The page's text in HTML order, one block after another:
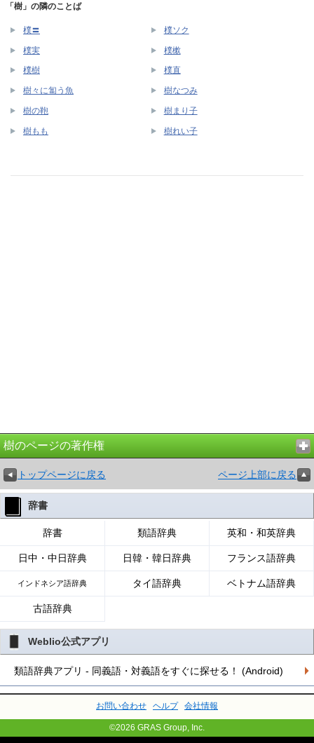
「樹」の隣のことば
樸〓 樸ソク
樸実 樸樕
樸樹 樸直
樹々に匐う魚 樹なつみ
樹の鞄 樹まり子
樹もも 樹れい子
樹のページの著作権
トップページに戻る ページ上部に戻る
辞書
辞書 類語辞典 英和・和英辞典
日中・中日辞典 日韓・韓日辞典 フランス語辞典
インドネシア語辞典 タイ語辞典 ベトナム語辞典
古語辞典
Weblio公式アプリ
類語辞典アプリ - 同義語・対義語をすぐに探せる！ (Android)
お問い合わせ ヘルプ 会社情報
©2026 GRAS Group, Inc.